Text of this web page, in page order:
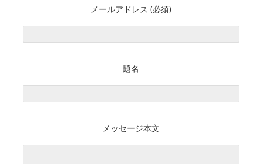
メールアドレス (必須)
題名
メッセージ本文